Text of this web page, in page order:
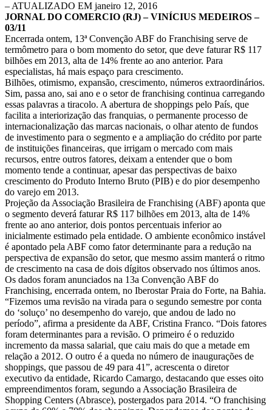
– ATUALIZADO EM janeiro 12, 2016
JORNAL DO COMERCIO (RJ) – VINÍCIUS MEDEIROS –
03/11
Encerrada ontem, 13ª Convenção ABF do Franchising serve de
termômetro para o bom momento do setor, que deve faturar R$ 117
bilhões em 2013, alta de 14% frente ao ano anterior. Para
especialistas, há mais espaço para crescimento.
Bilhões, otimismo, expansão, crescimento, números extraordinários.
Sim, passa ano, sai ano e o setor de franchising continua carregando
essas palavras a tiracolo. A abertura de shoppings pelo País, que
facilita a interiorização das franquias, o permanente processo de
internacionalização das marcas nacionais, o olhar atento de fundos
de investimento para o segmento e a ampliação do crédito por parte
de instituições financeiras, que irrigam o mercado com mais
recursos, entre outros fatores, deixam a entender que o bom
momento tende a continuar, apesar das perspectivas de baixo
crescimento do Produto Interno Bruto (PIB) e do pior desempenho
do varejo em 2013.
Projeção da Associação Brasileira de Franchising (ABF) aponta que
o segmento deverá faturar R$ 117 bilhões em 2013, alta de 14%
frente ao ano anterior, dois pontos percentuais inferior ao
inicialmente estimado pela entidade. O ambiente econômico instável
é apontado pela ABF como fator determinante para a redução na
perspectiva de expansão do setor, que mesmo assim manterá o ritmo
de crescimento na casa de dois dígitos observado nos últimos anos.
Os dados foram anunciados na 13a Convenção ABF do
Franchising, encerrada ontem, no Iberostar Praia do Forte, na Bahia.
“Fizemos uma revisão na virada para o segundo semestre por conta
do ‘soluço’ no desempenho do varejo, que andou de lado no
período”, afirma a presidente da ABF, Cristina Franco. “Dois fatores
foram determinantes para a revisão. O primeiro é o reduzido
incremento da massa salarial, que caiu mais do que a metade em
relação a 2012. O outro é a queda no número de inaugurações de
shoppings, que passou de 49 para 41”, acrescenta o diretor
executivo da entidade, Ricardo Camargo, destacando que esses oito
empreendimentos foram, segundo a Associação Brasileira de
Shopping Centers (Abrasce), postergados para 2014. “O franchising